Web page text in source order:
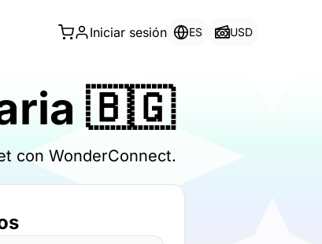
Iniciar sesión ES USD
🇧🇬
con WonderConnect.